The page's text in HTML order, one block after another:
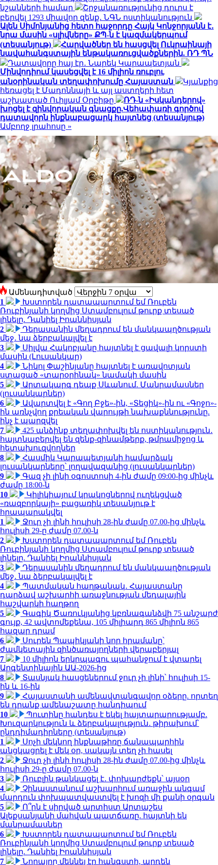
նշանների համար
Շրջանառությունից դուրս է
բերվել 1293 միավոր զենք․ ՆԳՆ ոստիկանություն
Ալեն Սիմոնյանից հետո հաջորդը Հայկ Կոնջորյանն է․
նրա մասին «սլիվները» ՔՊ-ն է կազմակերպում
(տեսանյութ)
Հարվածներ են հասցվել Ուկրաինայի
նավահանգստային ենթակառուցվածքներին. ՌԴ ՊՆ
Դատավորը հայ էր․ Նարեկ Կարապետյան
Մինվոդիում կասեցվել է 16 միլիոն ռուբլու
անօրինական տեղափոխումը Հայաստան
Կյանքից
հեռացել է Մադոննայի և այլ աստղերի հետ
աշխատած Ուիլյամ Օրբիթը
ՌԴ-ն «Իսկանդերով»
խոցել է զինվորական գնացքը.Վեհափառի գործով
դատավորն ինքնաբացարկ հայտնեց (տեսանյութ)
Ամբողջ լրահոսը »
Ամենադիտված
1
Խստորեն դատապարտում եմ Ռուբեն
Ռուբինյանի կողմից Ստամբուլում թուրք տեսած
լինելը. Դանիել Իոաննիսյան
2
Դերասանին մեղադրում են մանկապղծության
մեջ․ նա ձերբակալվել է
3
Սիլվա Հակոբյանը հայտնել է ցավալի կորստի
մասին (Լուսանկար)
4
Նիկոլ Փաշինյանը հայտնել է առավոտյան
ստացած «տարօրինակ» նամակի մասին
5
Արտակարգ դեպք Սևանում. Մանրամասներ
(լուսանկարներ)
6
Ավարտվել է «Գող Բջե»-ին, «Տեցիկ»-ին ու «Գոջո»-
ին առնչվող քրեական վարույթի նախաքննությունը.
ինչ է պարզվել
7
425 անձինք տեղափոխվել են ոստիկանություն․
հայտնաբերվել են զենք-զինամթերք, թմրամիջոց և
հետախուզվողներ
8
Հասմիկ Կարապետյանի համարձակ
լուսանկարները՝ լողավազանից (լուսանկարներ)
9
Գազ չի լինի օգոստոսի 4-ին ժամը 09:00-ից մինչև
ժամը 18:00-ն
10
Կիլիկիայում կրակոցներով ուղեկցված
«ռազբորկայի» բացառիկ տեսանյութ է
հրապարակվել
1
Ջուր չի լինի հուլիսի 28-ին ժամը 07.00-ից մինչև
հուլիսի 29-ը ժամը 07.00-ն
2
Խստորեն դատապարտում եմ Ռուբեն
Ռուբինյանի կողմից Ստամբուլում թուրք տեսած
լինելը. Դանիել Իոաննիսյան
3
Դերասանին մեղադրում են մանկապղծության
մեջ․ նա ձերբակալվել է
4
Պատմական հաղթանակ․ Հայաստանը
դարձավ աշխարհի առաջնության մեդալային
հաշվարկի հաղթող
5
Գագիկ Ծառուկյանից կբռնագանձվի 75 անշարժ
գույք, 42 ավտոմեքենա, 105 միլիարդ 865 միլիոն 865
հազար դրամ
6
Սուրեն Պապիկյանի նոր հրամանը՝
ժամկետային զինծառայողների վերաբերյալ
7
10 միլիոն երկրպագու պահանջում է վտարել
Արգենտինային ԱԱ-2026-ից
8
Տասնյակ հասցեներում ջուր չի լինի՝ հուլիսի 15-
ին և 16-ին
9
Հայաստանի ամենավտանգավոր օձերը. որտեղ
են դրանք ամենաշատը հանդիպում
10
Պուտինը հանդես է եկել հայտարարությամբ.
Խուզարկություն և ձերբակալություն․ թիրախում՝
ընդդիմադիրները (տեսանյութ)
1
Սոչի մեկնող ինքնաթիռը ճանապարհին
անցկացրել է մեկ օր, սակայն տեղ չի հասել
2
Ջուր չի լինի հուլիսի 28-ին ժամը 07.00-ից մինչև
հուլիսի 29-ը ժամը 07.00-ն
3
Ռուբլին թանկացել է․ փոխարժեքն՝ այսօր
4
Չինաստանում աշխարհում առաջին անգամ
մարդուն փոխպատվաստվել է խոզի մի քանի օրգան
5
Ո՞րն է սիրված արտիստ Արտաշես
Ալեքսանյանի մահվան պատճառը. հայտնի են
մանրամասներ
6
Խստորեն դատապարտում եմ Ռուբեն
Ռուբինյանի կողմից Ստամբուլում թուրք տեսած
լինելը. Դանիել Իոաննիսյան
7
Նորայրը մեկնել էր հանգստի, արդեն